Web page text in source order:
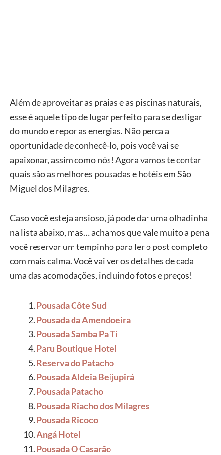
Além de aproveitar as praias e as piscinas naturais,
esse é aquele tipo de lugar perfeito para se desligar
do mundo e repor as energias. Não perca a
oportunidade de conhecê-lo, pois você vai se
apaixonar, assim como nós! Agora vamos te contar
quais são as melhores pousadas e hotéis em São
Miguel dos Milagres.
Caso você esteja ansioso, já pode dar uma olhadinha
na lista abaixo, mas… achamos que vale muito a pena
você reservar um tempinho para ler o post completo
com mais calma. Você vai ver os detalhes de cada
uma das acomodações, incluindo fotos e preços!
Pousada Côte Sud
Pousada da Amendoeira
Pousada Samba Pa Ti
Paru Boutique Hotel
Reserva do Patacho
Pousada Aldeia Beijupirá
Pousada Patacho
Pousada Riacho dos Milagres
Pousada Ricoco
Angá Hotel
Pousada O Casarão